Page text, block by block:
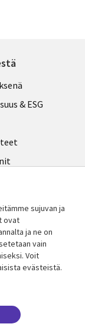
& ESG
sujuvan ja
ovat
ja ne on
vain
Voit
evästeistä.